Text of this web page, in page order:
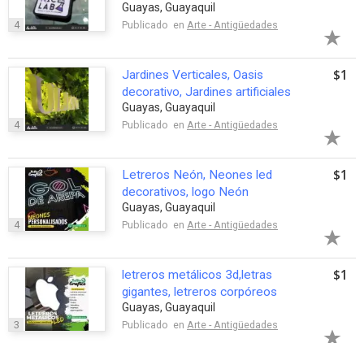
4
Guayas, Guayaquil
Publicado en Arte - Antigüedades
4
Jardines Verticales, Oasis
decorativo, Jardines artificiales
Guayas, Guayaquil
Publicado en Arte - Antigüedades
$1
4
Letreros Neón, Neones led
decorativos, logo Neón
Guayas, Guayaquil
Publicado en Arte - Antigüedades
$1
3
letreros metálicos 3d,letras
gigantes, letreros corpóreos
Guayas, Guayaquil
Publicado en Arte - Antigüedades
$1